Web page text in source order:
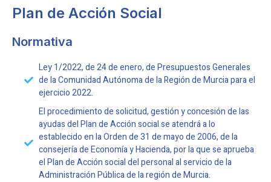
Plan de Acción Social
Normativa
Ley 1/2022, de 24 de enero, de Presupuestos Generales
de la Comunidad Autónoma de la Región de Murcia para el
ejercicio 2022.
El procedimiento de solicitud, gestión y concesión de las
ayudas del Plan de Acción social se atendrá a lo
establecido en la Orden de 31 de mayo de 2006, de la
consejería de Economía y Hacienda, por la que se aprueba
el Plan de Acción social del personal al servicio de la
Administración Pública de la región de Murcia.